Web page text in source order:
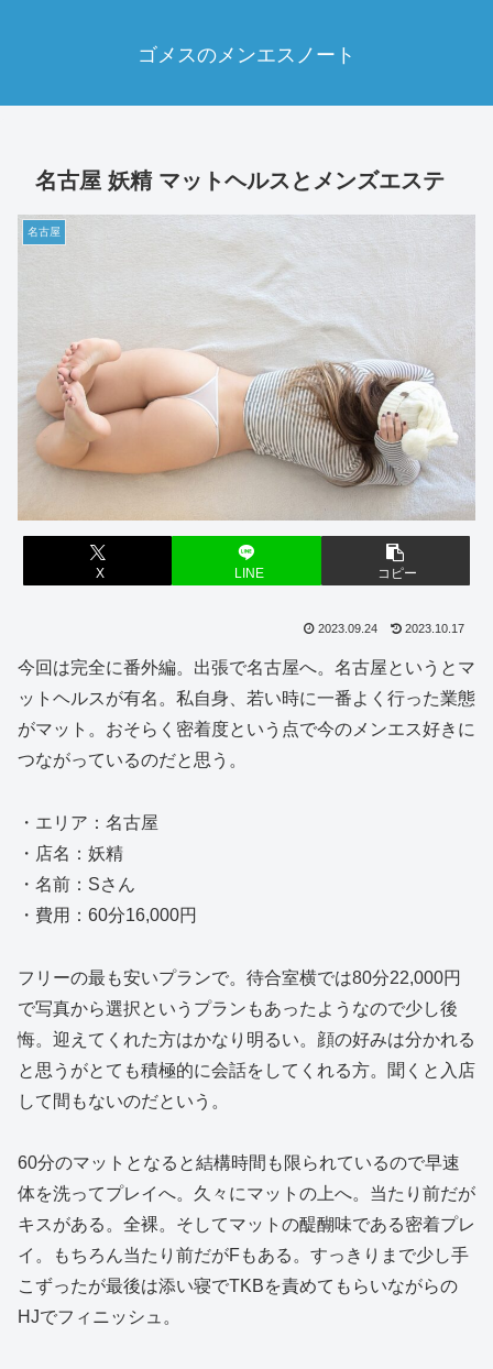
ゴメスのメンエスノート
名古屋 妖精 マットヘルスとメンズエステ
名古屋
X LINE コピー
2023.09.24 2023.10.17
今回は完全に番外編。出張で名古屋へ。名古屋というとマ
ットヘルスが有名。私自身、若い時に一番よく行った業態
がマット。おそらく密着度という点で今のメンエス好きに
つながっているのだと思う。
・エリア：名古屋
・店名：妖精
・名前：Sさん
・費用：60分16,000円
フリーの最も安いプランで。待合室横では80分22,000円
で写真から選択というプランもあったようなので少し後
悔。迎えてくれた方はかなり明るい。顔の好みは分かれる
と思うがとても積極的に会話をしてくれる方。聞くと入店
して間もないのだという。
60分のマットとなると結構時間も限られているので早速
体を洗ってプレイへ。久々にマットの上へ。当たり前だが
キスがある。全裸。そしてマットの醍醐味である密着プレ
イ。もちろん当たり前だがFもある。すっきりまで少し手
こずったが最後は添い寝でTKBを責めてもらいながらの
HJでフィニッシュ。